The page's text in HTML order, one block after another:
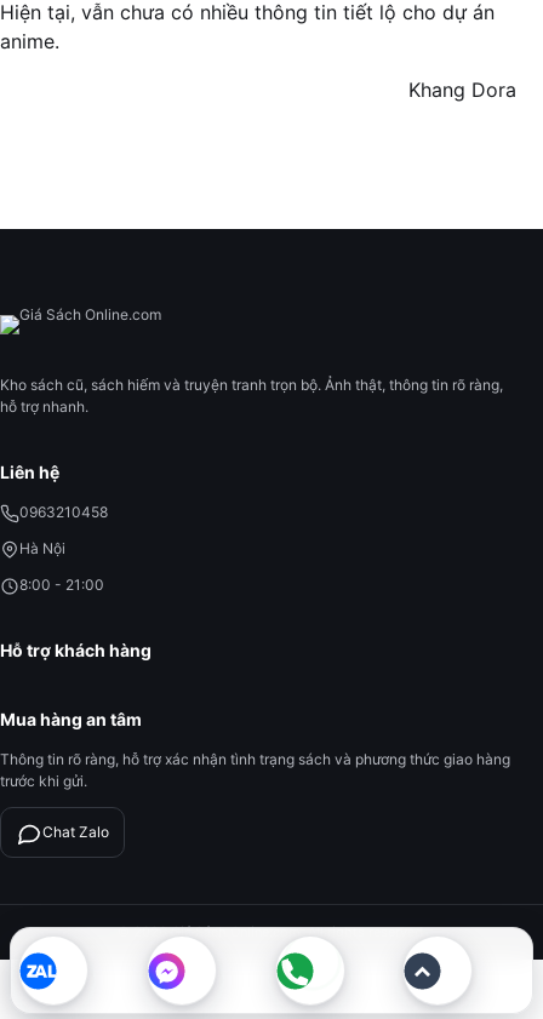
Hiện tại, vẫn chưa có nhiều thông tin tiết lộ cho dự án
anime.
Khang Dora
Kho sách cũ, sách hiếm và truyện tranh trọn bộ. Ảnh thật, thông tin rõ ràng,
hỗ trợ nhanh.
Liên hệ
0963210458
Hà Nội
8:00 - 21:00
Hỗ trợ khách hàng
Mua hàng an tâm
Thông tin rõ ràng, hỗ trợ xác nhận tình trạng sách và phương thức giao hàng
trước khi gửi.
Chat Zalo
© 2026 Giá Sách Online.com. All rights reserved.